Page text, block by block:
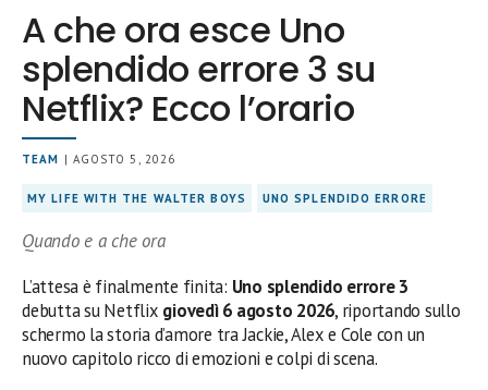
A che ora esce Uno
splendido errore 3 su
Netflix? Ecco l’orario
TEAM | AGOSTO 5, 2026
MY LIFE WITH THE WALTER BOYS UNO SPLENDIDO ERRORE
Quando e a che ora
L’attesa è finalmente finita: Uno splendido errore 3
debutta su Netflix giovedì 6 agosto 2026, riportando sullo
schermo la storia d’amore tra Jackie, Alex e Cole con un
nuovo capitolo ricco di emozioni e colpi di scena.